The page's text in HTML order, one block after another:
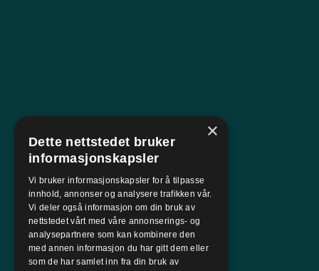
×
Dette nettstedet bruker
informasjonskapsler
Vi bruker informasjonskapsler for å tilpasse
innhold, annonser og analysere trafikken vår.
Vi deler også informasjon om din bruk av
nettstedet vårt med våre annonserings- og
analysepartnere som kan kombinere den
med annen informasjon du har gitt dem eller
som de har samlet inn fra din bruk av